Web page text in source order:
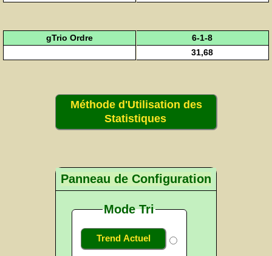
gTrio Ordre
6-1-8
31,68
Méthode d'Utilisation des
Statistiques
Panneau de Configuration
Mode Tri
Trend Actuel